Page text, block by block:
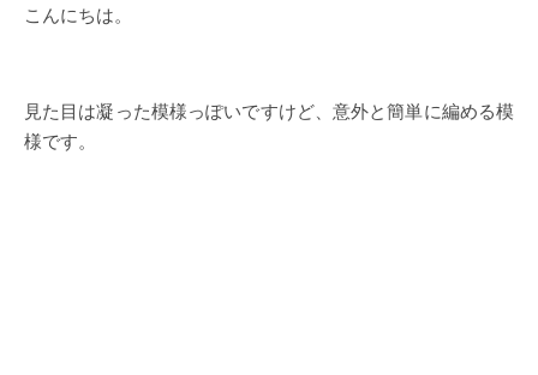
こんにちは。
見た目は凝った模様っぽいですけど、意外と簡単に編める模
様です。